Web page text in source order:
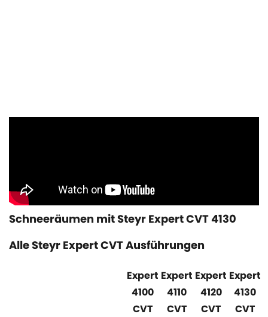
Schneeräumen mit Steyr Expert CVT 4130
Alle Steyr Expert CVT Ausführungen
Expert
4100
CVT
Expert
4110
CVT
Expert
4120
CVT
Expert
4130
CVT